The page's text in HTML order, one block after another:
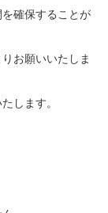
確保することが
お願いいたしま
します。